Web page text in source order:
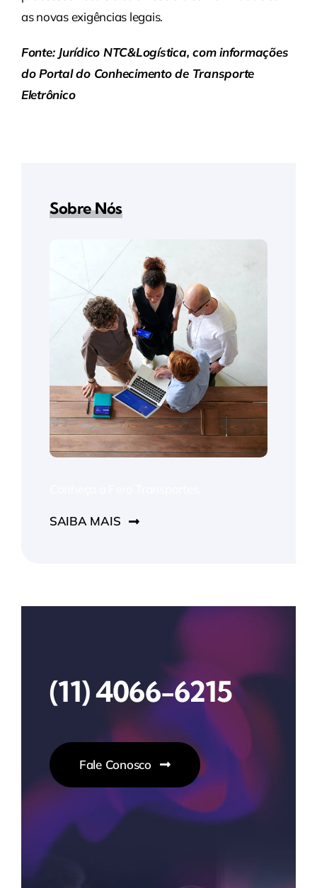
as novas exigências legais.
Fonte: Jurídico NTC&Logística, com informações
do Portal do Conhecimento de Transporte
Eletrônico
Sobre Nós
SAIBA MAIS
(11) 4066-6215
Fale Conosco